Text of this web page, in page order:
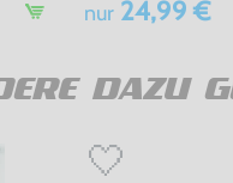
nur24,99 €
DAZU